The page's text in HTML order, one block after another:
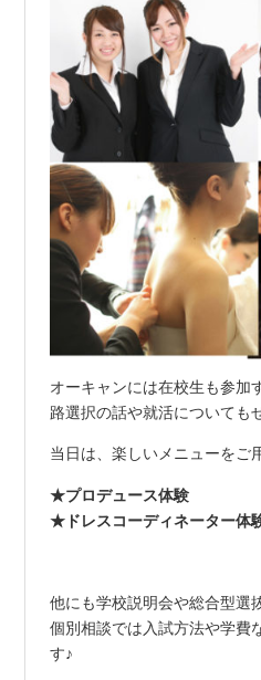
オーキャンには在校生も参加
路選択の話や就活についても
当日は、楽しいメニューをご
★プロデュース体験
★ドレスコーディネーター体
他にも学校説明会や総合型選
個別相談では入試方法や学費
す♪